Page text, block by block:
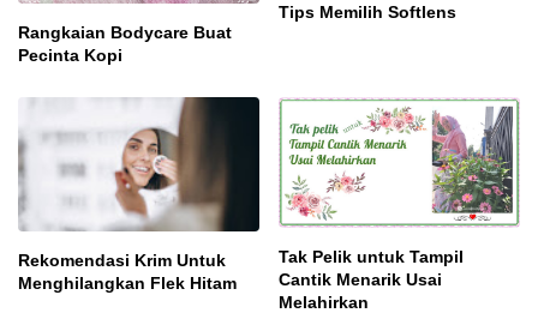
Rangkaian Bodycare Buat
Pecinta Kopi
Tips Memilih Softlens
Rekomendasi Krim Untuk
Menghilangkan Flek Hitam
Tak Pelik untuk Tampil
Cantik Menarik Usai
Melahirkan